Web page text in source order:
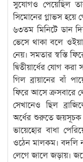
সুযোগও পেয়েছিল
সিমোনের গ্লাভস হয়ে
৬৩তম মিনিটে ডান
ভেসে থাকা বলে
নেয়। সমতার স্বস্তি
দ্বিতীয়ার্ধের যোগ
গিল ব্রায়ানের বাঁ
ফিরে আসে ক্রসবারে
সেখানেও ছিল
অর্ধের শুরুতে জয়সূচক
ভায়েহোর বাধা
ওঠেন মালকম। বদলি
লেগে জালে জড়ায়।